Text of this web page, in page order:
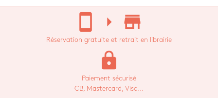
stay_current_portrait arrow_right store_mall_directory
Réservation gratuite et retrait en librairie
lock
Paiement sécurisé
CB, Mastercard, Visa...